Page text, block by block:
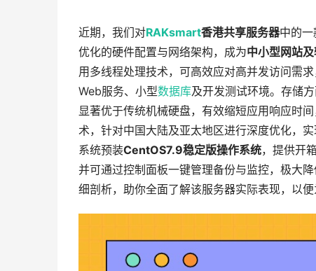
近期，我们对RAKsmart香港共享服务器中的一
优化的硬件配置与网络架构，成为中小型网站
用多线程处理技术，可高效应对高并发访问需
Web服务、小型数据库及开发测试环境。存储
显著优于传统机械硬盘，有效缩短应用响应时
术，针对中国大陆及亚太地区进行深度优化，
系统预装CentOS7.9稳定版操作系统，提供开
并可通过控制面板一键管理备份与监控，极大
细剖析，助你全面了解该服务器实际表现，以便